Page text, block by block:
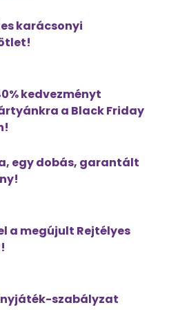
karácsonyi
kedvezményt
a Black Friday
egy dobás, garantált
a megújult Rejtélyes
szabályzat